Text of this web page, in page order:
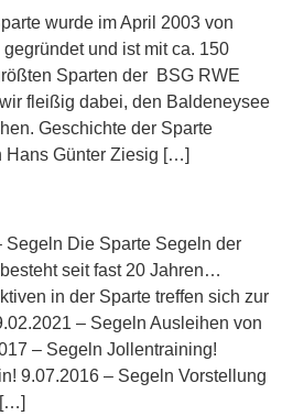
wurde im April 2003 von
und ist mit ca. 150
Sparten der BSG RWE
fleißig dabei, den Baldeneysee
Geschichte der Sparte
Hans Günter Ziesig […]
Die Sparte Segeln der
seit fast 20 Jahren…
in der Sparte treffen sich zur
– Segeln Ausleihen von
– Segeln Jollentraining!
9.07.2016 – Segeln Vorstellung
[…]